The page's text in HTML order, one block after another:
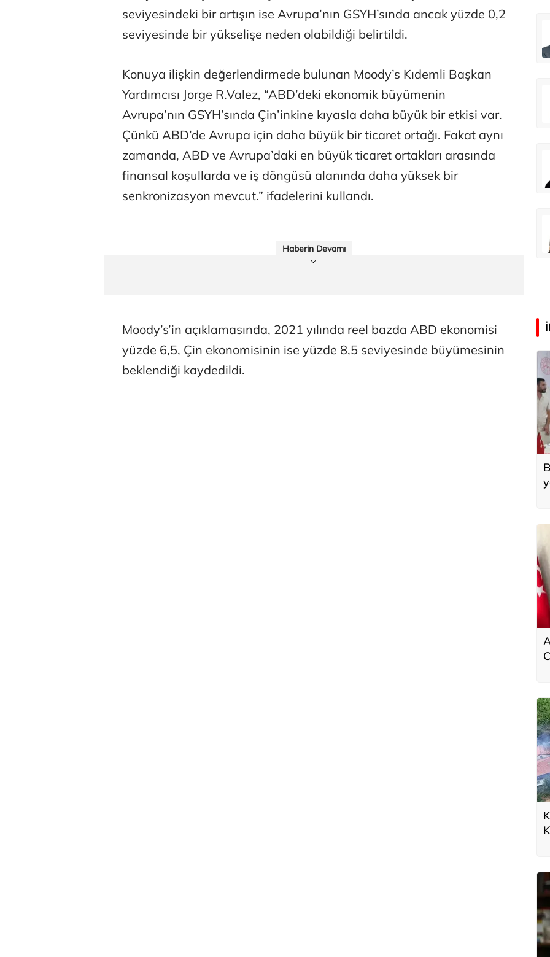
seviyesindeki bir artışın ise Avrupa’nın GSYH’sında ancak yüzde 0,2
seviyesinde bir yükselişe neden olabildiği belirtildi.
Konuya ilişkin değerlendirmede bulunan Moody’s Kıdemli Başkan
Yardımcısı Jorge R.Valez, “ABD’deki ekonomik büyümenin
Avrupa’nın GSYH’sında Çin’inkine kıyasla daha büyük bir etkisi var.
Çünkü ABD’de Avrupa için daha büyük bir ticaret ortağı. Fakat aynı
zamanda, ABD ve Avrupa’daki en büyük ticaret ortakları arasında
finansal koşullarda ve iş döngüsü alanında daha yüksek bir
senkronizasyon mevcut.” ifadelerini kullandı.
Haberin Devamı
Moody’s’in açıklamasında, 2021 yılında reel bazda ABD ekonomisi
yüzde 6,5, Çin ekonomisinin ise yüzde 8,5 seviyesinde büyümesinin
beklendiği kaydedildi.
Prof. Dr. Mahmut Özer
İnsan-ı Kâmilden Erdemli Şehre: İslam Düşüncesinde Adalet-II
Ali Eyüboğlu
Eren Aka